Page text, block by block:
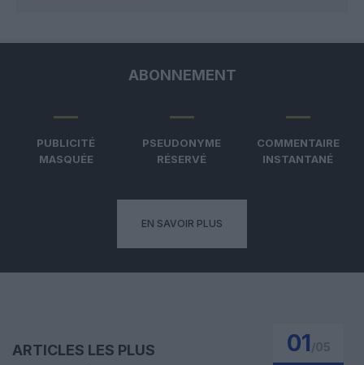
ABONNEMENT
PUBLICITÉ
MASQUÉE
PSEUDONYME
RÉSERVÉ
COMMENTAIRE
INSTANTANÉ
EN SAVOIR PLUS
ARTICLES LES PLUS
01